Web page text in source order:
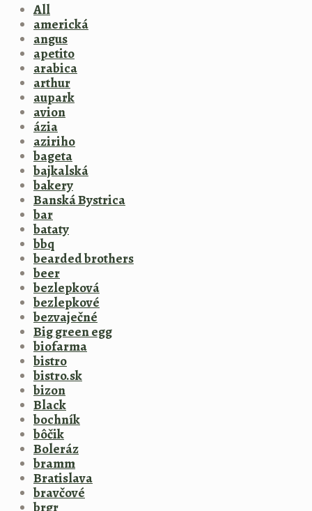
All
americká
angus
apetito
arabica
arthur
aupark
avion
ázia
aziriho
bageta
bajkalská
bakery
Banská Bystrica
bar
bataty
bbq
bearded brothers
beer
bezlepková
bezlepkové
bezvaječné
Big green egg
biofarma
bistro
bistro.sk
bizon
Black
bochník
bôčik
Boleráz
bramm
Bratislava
bravčové